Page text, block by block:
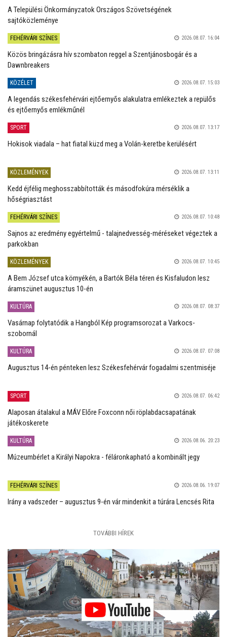
A Települési Önkormányzatok Országos Szövetségének
sajtóközleménye
FEHÉRVÁRI SZÍNES 2026.08.07. 16:04
Közös bringázásra hív szombaton reggel a Szentjánosbogár és a
Dawnbreakers
KÖZÉLET 2026.08.07. 15:03
A legendás székesfehérvári ejtőernyős alakulatra emlékeztek a repülős
és ejtőernyős emlékműnél
SPORT 2026.08.07. 13:17
Hokisok viadala – hat fiatal küzd meg a Volán-keretbe kerülésért
KÖZLEMÉNYEK 2026.08.07. 13:11
Kedd éjfélig meghosszabbították és másodfokúra mérséklik a
hőségriasztást
FEHÉRVÁRI SZÍNES 2026.08.07. 10:48
Sajnos az eredmény egyértelmű - talajnedvesség-méréseket végeztek a
parkokban
KÖZLEMÉNYEK 2026.08.07. 10:45
A Bem József utca környékén, a Bartók Béla téren és Kisfaludon lesz
áramszünet augusztus 10-én
KULTÚRA 2026.08.07. 08:37
Vasárnap folytatódik a Hangból Kép programsorozat a Varkocs-
szobornál
KULTÚRA 2026.08.07. 07:08
Augusztus 14-én pénteken lesz Székesfehérvár fogadalmi szentmiséje
SPORT 2026.08.07. 06:42
Alaposan átalakul a MÁV Előre Foxconn női röplabdacsapatának
játékoskerete
KULTÚRA 2026.08.06. 20:23
Múzeumbérlet a Királyi Napokra - féláronkapható a kombinált jegy
FEHÉRVÁRI SZÍNES 2026.08.06. 19:07
Irány a vadszeder – augusztus 9-én vár mindenkit a túrára Lencsés Rita
TOVÁBBI HÍREK